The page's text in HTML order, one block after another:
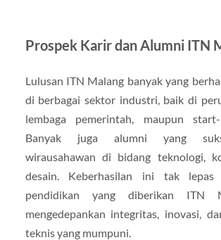
Prospek Karir dan Alumni ITN
Lulusan ITN Malang banyak yang
di berbagai sektor industri, baik di
lembaga pemerintah, maupun
Banyak juga alumni yang
wirausahawan di bidang teknologi,
desain. Keberhasilan ini tak
pendidikan yang diberikan ITN
mengedepankan integritas, inovasi,
teknis yang mumpuni.